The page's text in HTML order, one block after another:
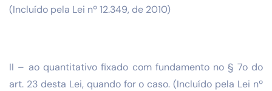
(Incluído pela Lei nº 12.349, de 2010)
II – ao quantitativo fixado com fundamento no § 7o do
art. 23 desta Lei, quando for o caso. (Incluído pela Lei nº